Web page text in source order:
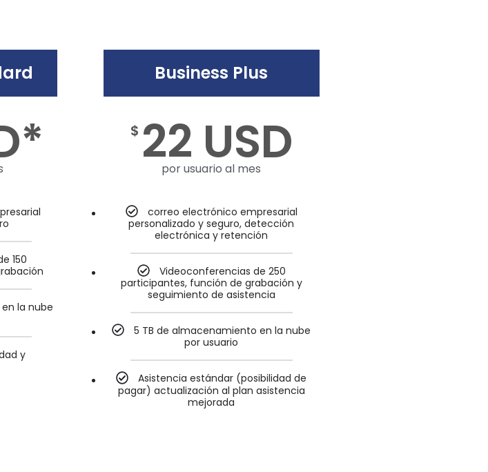
150
la nube
y
Business Plus
$ 22 USD
por usuario al mes
correo electrónico empresarial
personalizado y seguro, detección
electrónica y retención
Videoconferencias de 250
participantes, función de grabación y
seguimiento de asistencia
5 TB de almacenamiento en la nube
por usuario
Asistencia estándar (posibilidad de
pagar) actualización al plan asistencia
mejorada